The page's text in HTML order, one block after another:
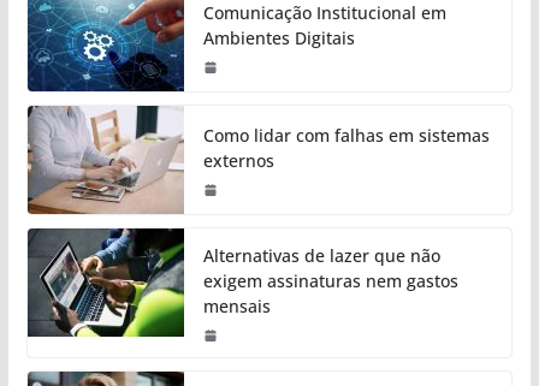
Comunicação Institucional em
Ambientes Digitais
Como lidar com falhas em sistemas
externos
Alternativas de lazer que não
exigem assinaturas nem gastos
mensais